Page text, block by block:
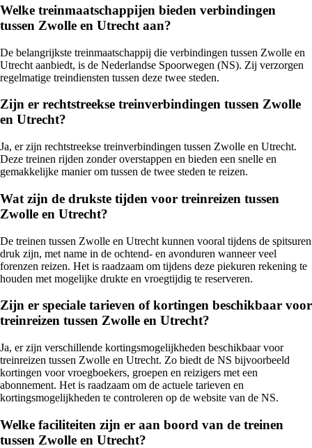
Welke treinmaatschappijen bieden verbindingen
tussen Zwolle en Utrecht aan?
De belangrijkste treinmaatschappij die verbindingen tussen Zwolle en
Utrecht aanbiedt, is de Nederlandse Spoorwegen (NS). Zij verzorgen
regelmatige treindiensten tussen deze twee steden.
Zijn er rechtstreekse treinverbindingen tussen Zwolle
en Utrecht?
Ja, er zijn rechtstreekse treinverbindingen tussen Zwolle en Utrecht.
Deze treinen rijden zonder overstappen en bieden een snelle en
gemakkelijke manier om tussen de twee steden te reizen.
Wat zijn de drukste tijden voor treinreizen tussen
Zwolle en Utrecht?
De treinen tussen Zwolle en Utrecht kunnen vooral tijdens de spitsuren
druk zijn, met name in de ochtend- en avonduren wanneer veel
forenzen reizen. Het is raadzaam om tijdens deze piekuren rekening te
houden met mogelijke drukte en vroegtijdig te reserveren.
Zijn er speciale tarieven of kortingen beschikbaar voor
treinreizen tussen Zwolle en Utrecht?
Ja, er zijn verschillende kortingsmogelijkheden beschikbaar voor
treinreizen tussen Zwolle en Utrecht. Zo biedt de NS bijvoorbeeld
kortingen voor vroegboekers, groepen en reizigers met een
abonnement. Het is raadzaam om de actuele tarieven en
kortingsmogelijkheden te controleren op de website van de NS.
Welke faciliteiten zijn er aan boord van de treinen
tussen Zwolle en Utrecht?